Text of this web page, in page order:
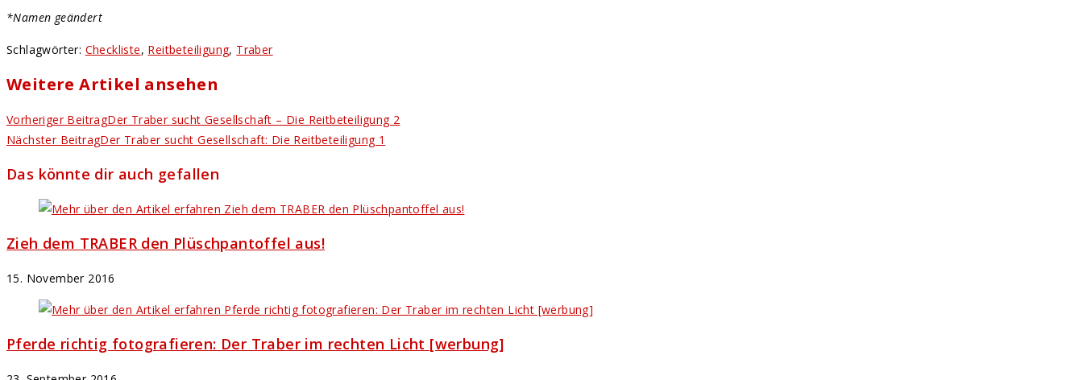
*Namen geändert
Schlagwörter: Checkliste, Reitbeteiligung, Traber
Weitere Artikel ansehen
Vorheriger BeitragDer Traber sucht Gesellschaft – Die Reitbeteiligung 2
Nächster BeitragDer Traber sucht Gesellschaft: Die Reitbeteiligung 1
Das könnte dir auch gefallen
Zieh dem TRABER den Plüschpantoffel aus!
15. November 2016
Pferde richtig fotografieren: Der Traber im rechten Licht [werbung]